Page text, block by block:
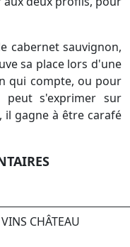
cabernet sauvignon,
sa place lors d'une
qui compte, ou pour
s'exprimer sur
il gagne à être carafé
CHÂTEAU